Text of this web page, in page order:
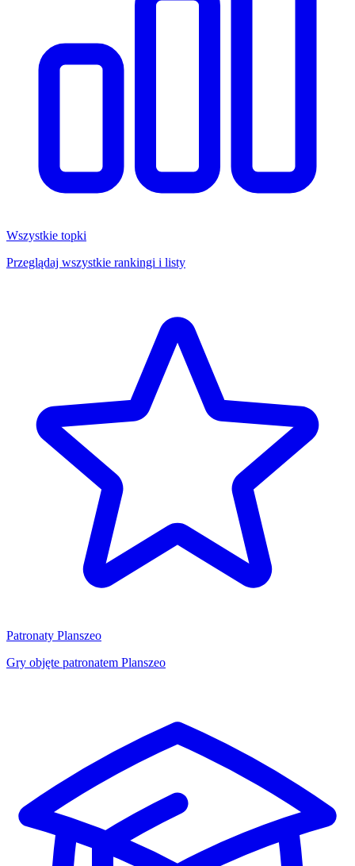
Wszystkie topki
Przeglądaj wszystkie rankingi i listy
Patronaty Planszeo
Gry objęte patronatem Planszeo